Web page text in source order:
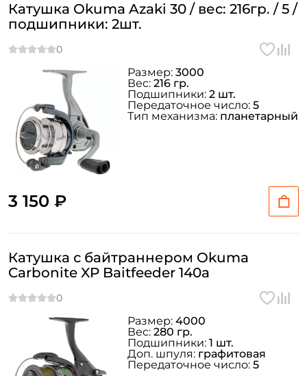
Катушка Okuma Azaki 30 / вес: 216гр. / 5 /
подшипники: 2шт.
3 150 ₽
Размер: 3000
Вес: 216 гр.
Подшипники: 2 шт.
Передаточное число: 5
Тип механизма: планетарный
Катушка с байтраннером Okuma
Carbonite XP Baitfeeder 140a
Размер: 4000
Вес: 280 гр.
Подшипники: 1 шт.
Доп. шпуля: графитовая
Передаточное число: 5